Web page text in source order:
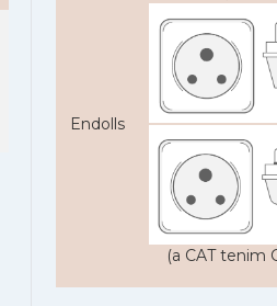
Endolls
(a CAT tenim